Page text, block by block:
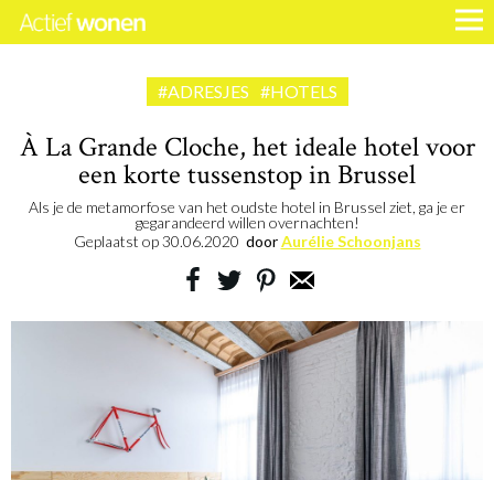
#ADRESJES #HOTELS
À La Grande Cloche, het ideale hotel voor
een korte tussenstop in Brussel
Als je de metamorfose van het oudste hotel in Brussel ziet, ga je er
gegarandeerd willen overnachten!
Geplaatst op30.06.2020 doorAurélie Schoonjans